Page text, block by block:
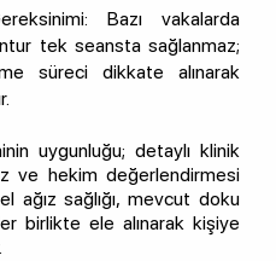
Bazı vakalarda
tek seansta sağlanmaz;
süreci dikkate alınarak
uygunluğu; detaylı klinik
ve hekim değerlendirmesi
ağız sağlığı, mevcut doku
birlikte ele alınarak kişiye